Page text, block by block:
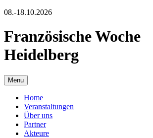
08.-18.10.2026
Französische Woche
Heidelberg
Menu
Home
Veranstaltungen
Über uns
Partner
Akteure